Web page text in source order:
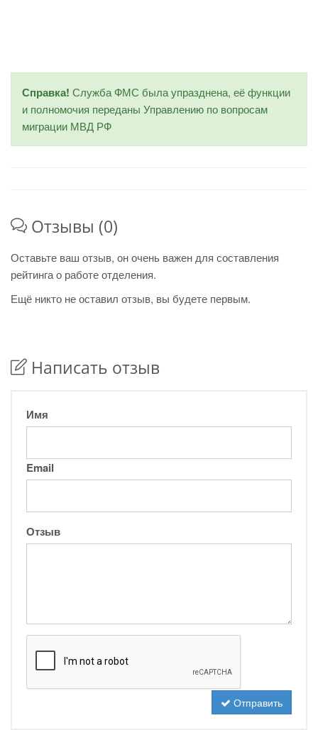
Справка! Служба ФМС была упразднена, её функции
и полномочия переданы Управлению по вопросам
миграции МВД РФ
Отзывы (0)
Оставьте ваш отзыв, он очень важен для составления
рейтинга о работе отделения.
Ещё никто не оставил отзыв, вы будете первым.
Написать отзыв
Имя
Email
Отзыв
Отправить